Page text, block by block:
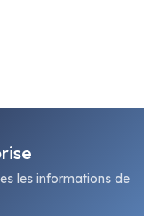
les informations de